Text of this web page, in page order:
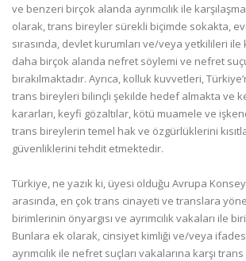
ve benzeri birçok alanda ayrımcılık ile
olarak, trans bireyler sürekli biçimde sokakta,
sırasında, devlet kurumları ve/veya yetkilileri ile
daha birçok alanda nefret söylemi ve nefret
bırakılmaktadır. Ayrıca, kolluk kuvvetleri,
trans bireyleri bilinçli şekilde hedef almakta ve
kararları, keyfi gözaltılar, kötü muamele ve
trans bireylerin temel hak ve özgürlüklerini
güvenliklerini tehdit etmektedir.
Türkiye, ne yazık ki, üyesi olduğu Avrupa
arasında, en çok trans cinayeti ve translara
birimlerinin önyargısı ve ayrımcılık vakaları ile
Bunlara ek olarak, cinsiyet kimliği ve/veya
ayrımcılık ile nefret suçları vakalarına karşı